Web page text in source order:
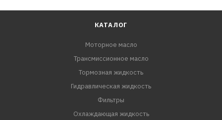
КАТАЛОГ
Моторное масло
Трансмиссионное масло
Тормозная жидкость
Гидравлическая жидкость
Фильтры
Охлаждающая жидкость